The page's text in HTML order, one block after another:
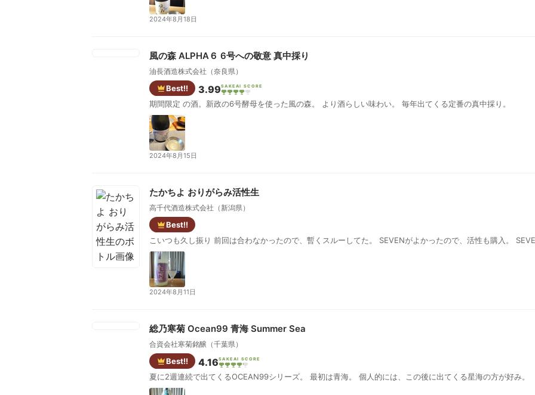
2024年8月18日
風の森 ALPHA６ 6号への敬意 真中採り
油長酒造株式会社（奈良県）
Best!! 3.99SAKEAI SCORE
期間限定 の酒。新政の6号酵母を使った風の森。 より酒らしい味わい。 毎年出てくる定番の真中採り。
2024年8月15日
たかちよ おりがらみ活性生
高千代酒造株式会社（新潟県）
Best!!
こいつも久し振り 前回は合わなかったので、暫くスルーしてた。 SEVENがよかったので、活性も購入。
2024年8月11日
総乃寒菊 Ocean99 青海 Summer Sea
合資会社寒菊銘醸（千葉県）
Best!! 4.16SAKEAI SCORE
夏に2週連続で出てくるOCEAN99シリーズ。 最初は青海。 個人的には、この後に出てくる星海の方が好み。